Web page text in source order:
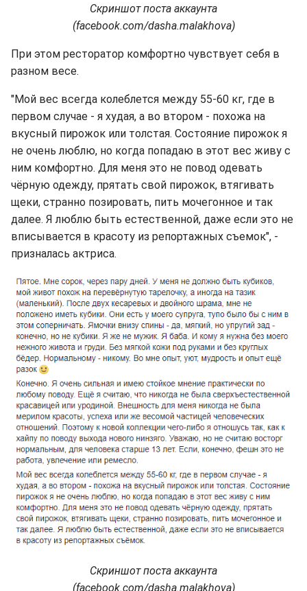
Скриншот поста аккаунта
(facebook.com/dasha.malakhova)
При этом ресторатор комфортно чувствует себя в
разном весе.
"Мой вес всегда колеблется между 55-60 кг, где в
первом случае - я худая, а во втором - похожа на
вкусный пирожок или толстая. Состояние пирожок я
не очень люблю, но когда попадаю в этот вес живу с
ним комфортно. Для меня это не повод одевать
чёрную одежду, прятать свой пирожок, втягивать
щеки, странно позировать, пить мочегонное и так
далее. Я люблю быть естественной, даже если это не
вписывается в красоту из репортажных съемок", -
призналась актриса.
Скриншот поста аккаунта
(facebook.com/dasha.malakhova)